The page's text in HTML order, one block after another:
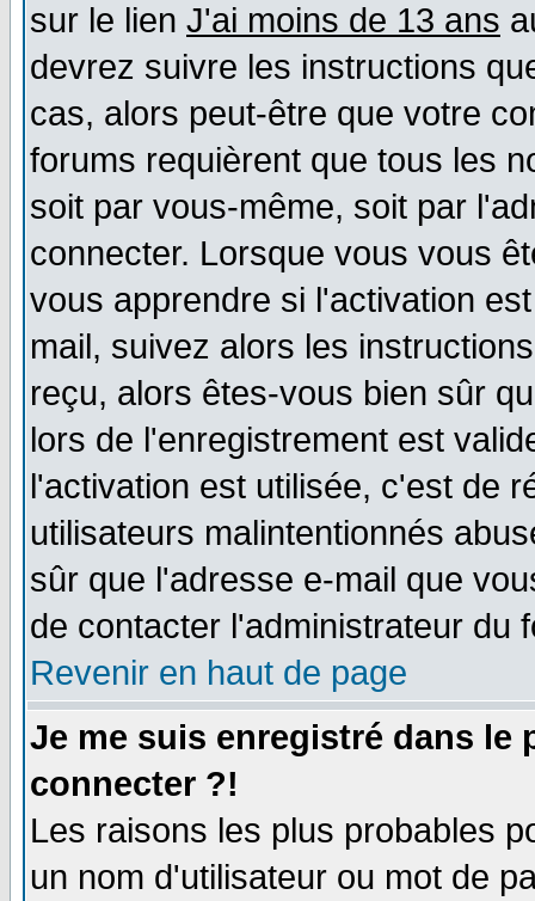
sur le lien J'ai moins de 13 ans
devrez suivre les instructions
cas, alors peut-être que votre
forums requièrent que tous les
soit par vous-même, soit par
connecter. Lorsque vous vous
vous apprendre si l'activation
mail, suivez alors les
reçu, alors êtes-vous bien sûr
lors de l'enregistrement est
l'activation est utilisée, c'est de
utilisateurs malintentionnés
sûr que l'adresse e-mail que
de contacter l'administrateur du
Revenir en haut de page
Je me suis enregistré dans le
connecter ?!
Les raisons les plus probables
un nom d'utilisateur ou mot de